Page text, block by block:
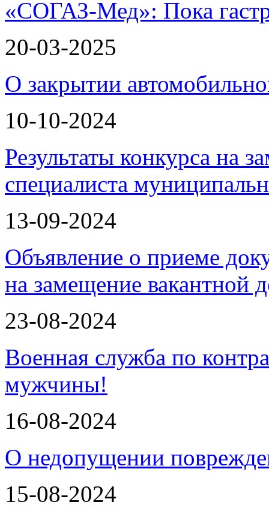
«СОГАЗ-Мед»: Пока
20-03-2025
О закрытии
10-10-2024
Результаты конкурса на
специалиста
13-09-2024
Объявление о приеме
на замещение вакантной
23-08-2024
Военная служба по
мужчины!
16-08-2024
О недопущении
15-08-2024